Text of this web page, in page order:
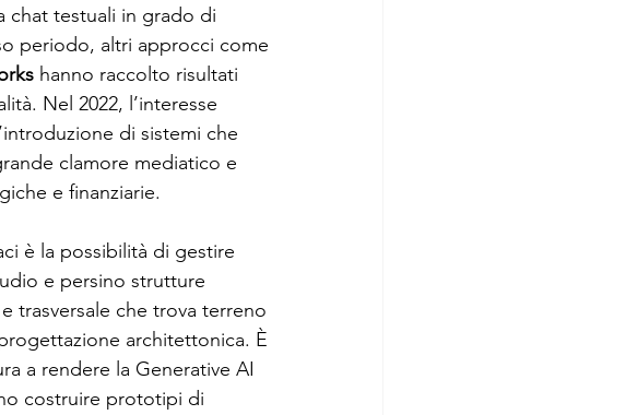
chat testuali in grado di
periodo, altri approcci come
hanno raccolto risultati
Nel 2022, l’interesse
di sistemi che
clamore mediatico e
e finanziarie.
è la possibilità di gestire
e persino strutture
trasversale che trova terreno
architettonica. È
a rendere la Generative AI
costruire prototipi di